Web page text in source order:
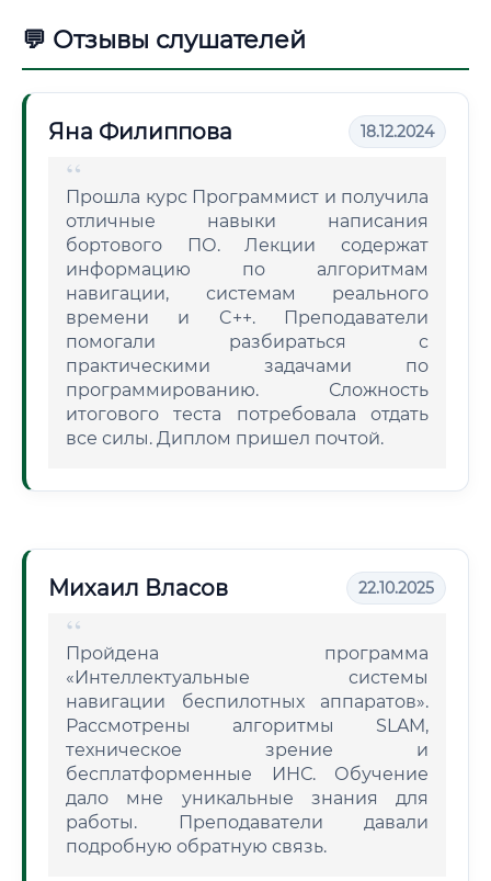
💬 Отзывы слушателей
Яна Филиппова 18.12.2024
Прошла курс Программист и получила
отличные навыки написания
бортового ПО. Лекции содержат
информацию по алгоритмам
навигации, системам реального
времени и C++. Преподаватели
помогали разбираться с
практическими задачами по
программированию. Сложность
итогового теста потребовала отдать
все силы. Диплом пришел почтой.
Михаил Власов 22.10.2025
Пройдена программа
«Интеллектуальные системы
навигации беспилотных аппаратов».
Рассмотрены алгоритмы SLAM,
техническое зрение и
бесплатформенные ИНС. Обучение
дало мне уникальные знания для
работы. Преподаватели давали
подробную обратную связь.